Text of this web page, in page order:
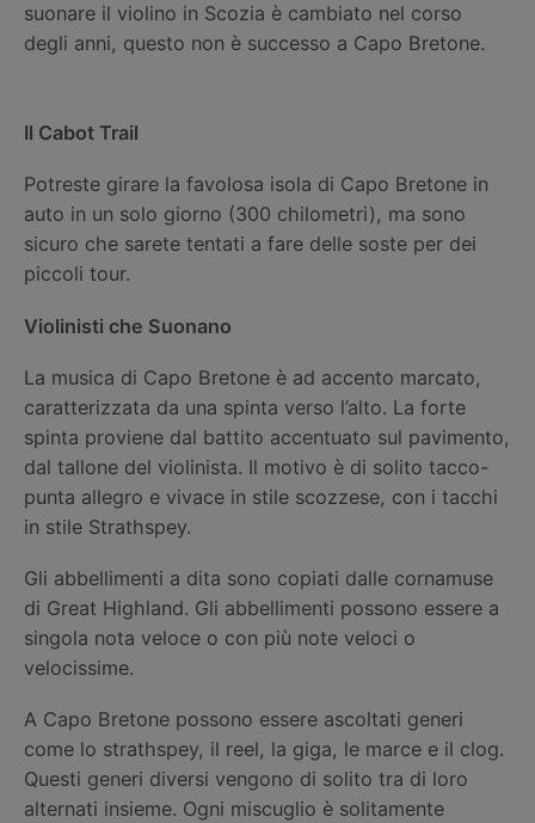
suonare il violino in Scozia è cambiato nel corso
degli anni, questo non è successo a Capo Bretone.
Il Cabot Trail
Potreste girare la favolosa isola di Capo Bretone in
auto in un solo giorno (300 chilometri), ma sono
sicuro che sarete tentati a fare delle soste per dei
piccoli tour.
Violinisti che Suonano
La musica di Capo Bretone è ad accento marcato,
caratterizzata da una spinta verso l’alto. La forte
spinta proviene dal battito accentuato sul pavimento,
dal tallone del violinista. Il motivo è di solito tacco-
punta allegro e vivace in stile scozzese, con i tacchi
in stile Strathspey.
Gli abbellimenti a dita sono copiati dalle cornamuse
di Great Highland. Gli abbellimenti possono essere a
singola nota veloce o con più note veloci o
velocissime.
A Capo Bretone possono essere ascoltati generi
come lo strathspey, il reel, la giga, le marce e il clog.
Questi generi diversi vengono di solito tra di loro
alternati insieme. Ogni miscuglio è solitamente